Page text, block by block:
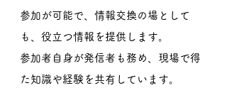
参加が可能で、情報交換の場として
も、役立つ情報を提供します。
​参加者自身が発信者も務め、現場で得
た知識や経験を共有しています。